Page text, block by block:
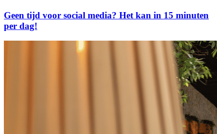
Geen tijd voor social media? Het kan in 15 minuten
per dag!